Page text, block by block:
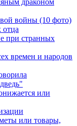
драконом
войны (10 фото)
отца
при странных
времен и народов
или
или товары,